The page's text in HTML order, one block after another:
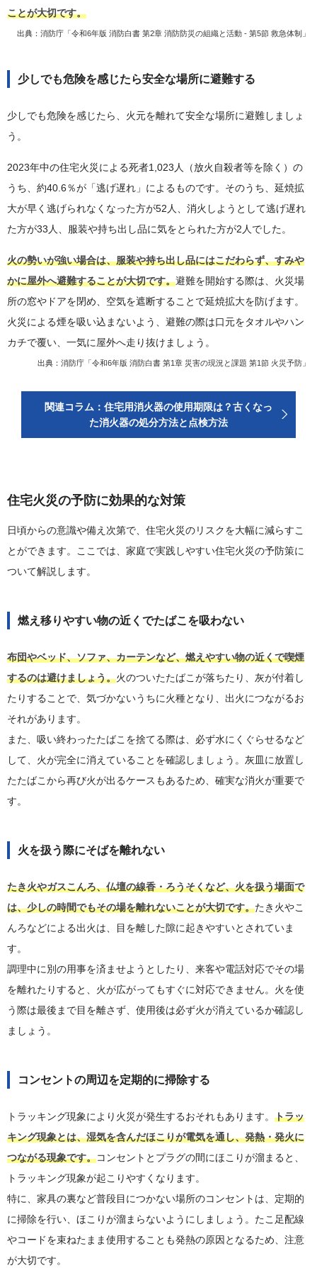
ことが大切です。
出典： 消防庁「令和6年版 消防白書 第2章 消防防災の組織と活動 - 第5節 救急体制」
少しでも危険を感じたら安全な場所に避難する
少しでも危険を感じたら、火元を離れて安全な場所に避難しましょ
う。
2023年中の住宅火災による死者1,023人（放火自殺者等を除く）の
うち、約40.6％が「逃げ遅れ」によるものです。そのうち、延焼拡
大が早く逃げられなくなった方が52人、消火しようとして逃げ遅れ
た方が33人、服装や持ち出し品に気をとられた方が2人でした。
火の勢いが強い場合は、服装や持ち出し品にはこだわらず、すみや
かに屋外へ避難することが大切です。避難を開始する際は、火災場
所の窓やドアを閉め、空気を遮断することで延焼拡大を防げます。
火災による煙を吸い込まないよう、避難の際は口元をタオルやハン
カチで覆い、一気に屋外へ走り抜けましょう。
出典： 消防庁「令和6年版 消防白書 第1章 災害の現況と課題 第1節 火災予防」
関連コラム：住宅用消火器の使用期限は？古くなっ
た消火器の処分方法と点検方法
住宅火災の予防に効果的な対策
日頃からの意識や備え次第で、住宅火災のリスクを大幅に減らすこ
とができます。ここでは、家庭で実践しやすい住宅火災の予防策に
ついて解説します。
燃え移りやすい物の近くでたばこを吸わない
布団やベッド、ソファ、カーテンなど、燃えやすい物の近くで喫煙
するのは避けましょう。火のついたたばこが落ちたり、灰が付着し
たりすることで、気づかないうちに火種となり、出火につながるお
それがあります。
また、吸い終わったたばこを捨てる際は、必ず水にくぐらせるなど
して、火が完全に消えていることを確認しましょう。灰皿に放置し
たたばこから再び火が出るケースもあるため、確実な消火が重要で
す。
火を扱う際にそばを離れない
たき火やガスこんろ、仏壇の線香・ろうそくなど、火を扱う場面で
は、少しの時間でもその場を離れないことが大切です。たき火やこ
んろなどによる出火は、目を離した隙に起きやすいとされていま
す。
調理中に別の用事を済ませようとしたり、来客や電話対応でその場
を離れたりすると、火が広がってもすぐに対応できません。火を使
う際は最後まで目を離さず、使用後は必ず火が消えているか確認し
ましょう。
コンセントの周辺を定期的に掃除する
トラッキング現象により火災が発生するおそれもあります。 トラッ
キング現象とは、湿気を含んだほこりが電気を通し、発熱・発火に
つながる現象です。コンセントとプラグの間にほこりが溜まると、
トラッキング現象が起こりやすくなります。
特に、家具の裏など普段目につかない場所のコンセントは、定期的
に掃除を行い、ほこりが溜まらないようにしましょう。たこ足配線
やコードを束ねたまま使用することも発熱の原因となるため、注意
が大切です。